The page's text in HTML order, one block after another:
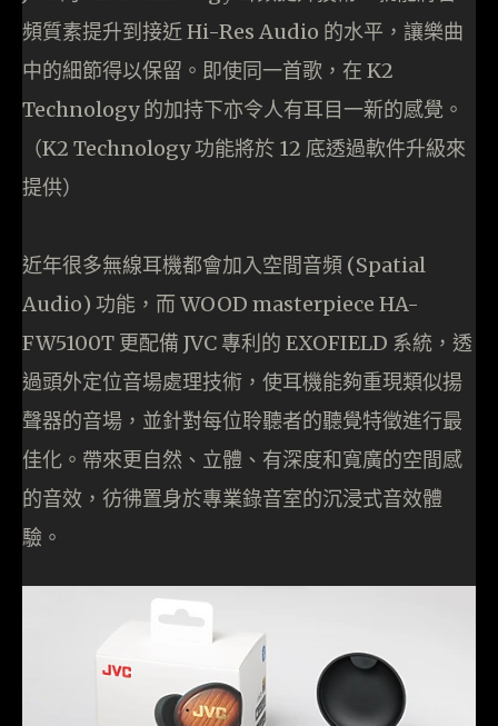
頻質素提升到接近 Hi-Res Audio 的水平，讓樂曲
中的細節得以保留。即使同一首歌，在 K2
Technology 的加持下亦令人有耳目一新的感覺。
（K2 Technology 功能將於 12 底透過軟件升級來
提供）
近年很多無線耳機都會加入空間音頻 (Spatial
Audio) 功能，而 WOOD masterpiece HA-
FW5100T 更配備 JVC 專利的 EXOFIELD 系統，透
過頭外定位音場處理技術，使耳機能夠重現類似揚
聲器的音場，並針對每位聆聽者的聽覺特徵進行最
佳化。帶來更自然、立體、有深度和寬廣的空間感
的音效，彷彿置身於專業錄音室的沉浸式音效體
驗。